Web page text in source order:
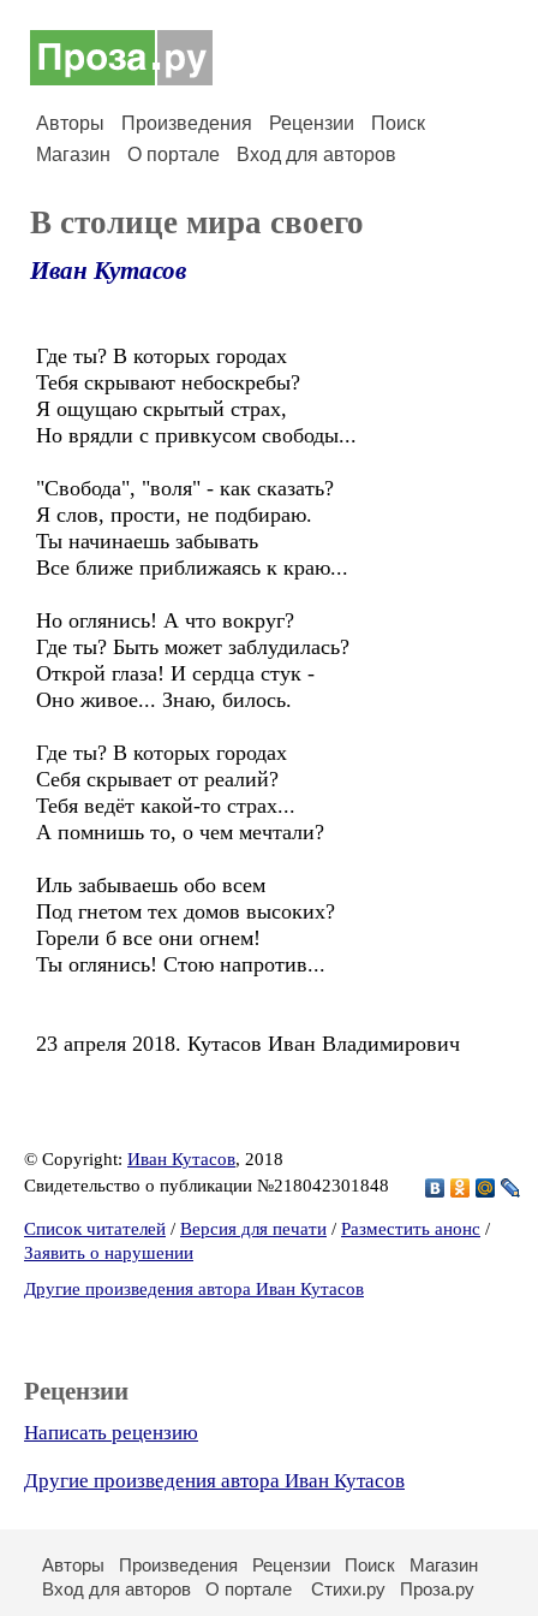
Авторы Произведения Рецензии
Поиск
Магазин
О портале Вход для авторов
В столице мира своего
Иван Кутасов
Где ты? В которых городах
Тебя скрывают небоскребы?
Я ощущаю скрытый страх,
Но врядли с привкусом свободы...
"Свобода", "воля" - как сказать?
Я слов, прости, не подбираю.
Ты начинаешь забывать
Все ближе приближаясь к краю...
Но оглянись! А что вокруг?
Где ты? Быть может заблудилась?
Открой глаза! И сердца стук -
Оно живое... Знаю, билось.
Где ты? В которых городах
Себя скрывает от реалий?
Тебя ведёт какой-то страх...
А помнишь то, о чем мечтали?
Иль забываешь обо всем
Под гнетом тех домов высоких?
Горели б все они огнем!
Ты оглянись! Стою напротив...
23 апреля 2018. Кутасов Иван Владимирович
© Copyright: Иван Кутасов, 2018
Свидетельство о публикации №218042301848
Список читателей / Версия для печати / Разместить анонс /
Заявить о нарушении
Другие произведения автора Иван Кутасов
Рецензии
Написать рецензию
Другие произведения автора Иван Кутасов
Авторы Произведения Рецензии Поиск
Магазин
Вход для авторов
О портале Стихи.ру Проза.ру